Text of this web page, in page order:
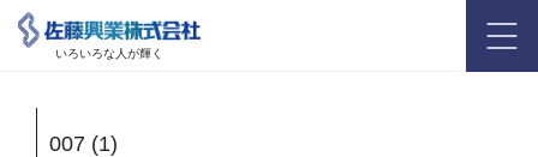
いろいろな人が輝く
007 (1)